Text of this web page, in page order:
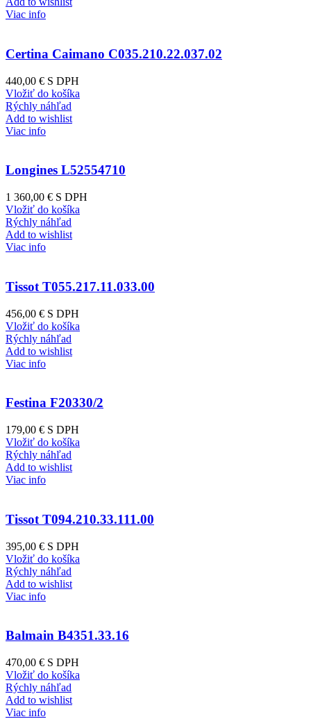
Viac info
Certina Caimano C035.210.22.037.02
440,00 € S DPH
Vložiť do košíka
Rýchly náhľad
Add to wishlist
Viac info
Longines L52554710
1 360,00 € S DPH
Vložiť do košíka
Rýchly náhľad
Add to wishlist
Viac info
Tissot T055.217.11.033.00
456,00 € S DPH
Vložiť do košíka
Rýchly náhľad
Add to wishlist
Viac info
Festina F20330/2
179,00 € S DPH
Vložiť do košíka
Rýchly náhľad
Add to wishlist
Viac info
Tissot T094.210.33.111.00
395,00 € S DPH
Vložiť do košíka
Rýchly náhľad
Add to wishlist
Viac info
Balmain B4351.33.16
470,00 € S DPH
Vložiť do košíka
Rýchly náhľad
Add to wishlist
Viac info